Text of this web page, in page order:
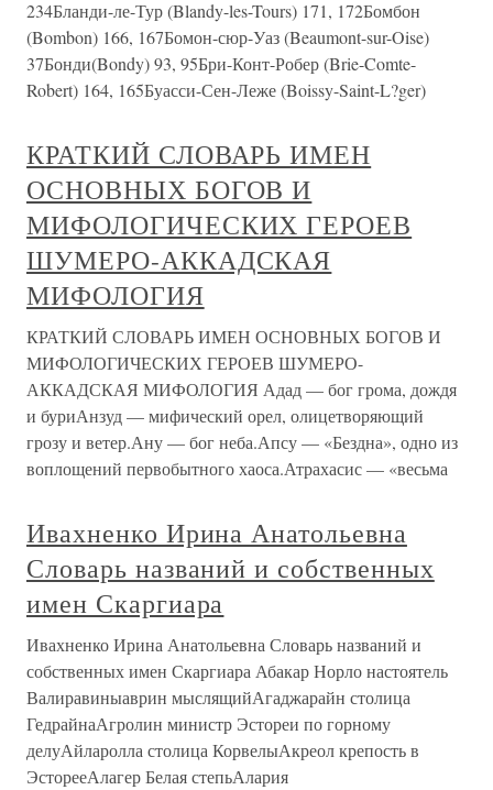
234Бланди-ле-Тур (Blandy-les-Tours) 171, 172Бомбон
(Bombon) 166, 167Бомон-сюр-Уаз (Beaumont-sur-Oise)
37Бонди(Bondy) 93, 95Бри-Конт-Робер (Brie-Comte-
Robert) 164, 165Буасси-Сен-Леже (Boissy-Saint-L?ger)
КРАТКИЙ СЛОВАРЬ ИМЕН
ОСНОВНЫХ БОГОВ И
МИФОЛОГИЧЕСКИХ ГЕРОЕВ
ШУМЕРО-АККАДСКАЯ
МИФОЛОГИЯ
КРАТКИЙ СЛОВАРЬ ИМЕН ОСНОВНЫХ БОГОВ И
МИФОЛОГИЧЕСКИХ ГЕРОЕВ ШУМЕРО-
АККАДСКАЯ МИФОЛОГИЯ Адад — бог грома, дождя
и буриАнзуд — мифический орел, олицетворяющий
грозу и ветер.Ану — бог неба.Апсу — «Бездна», одно из
воплощений первобытного хаоса.Атрахасис — «весьма
Ивахненко Ирина Анатольевна
Словарь названий и собственных
имен Скаргиара
Ивахненко Ирина Анатольевна Словарь названий и
собственных имен Скаргиара Абакар Норло настоятель
Валиравиныаврин мыслящийАгаджарайн столица
ГедрайнаАгролин министр Эстореи по горному
делуАйларолла столица КорвелыАкреол крепость в
ЭсторееАлагер Белая степьАлария